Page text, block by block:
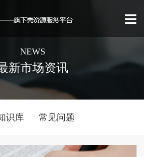
NEWS
新市场资讯
识库 常见问题